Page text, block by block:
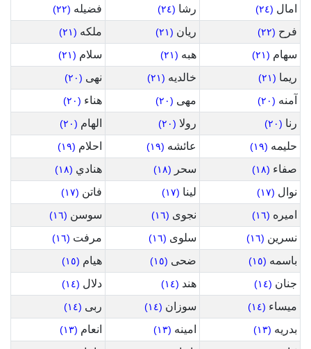
امال (٢٤) رشا (٢٤) فضيله (٢٢)
فرح (٢٢) ريان (٢١) ملكه (٢١)
سهام (٢١) هبه (٢١) سلام (٢١)
ريما (٢١) خالديه (٢١) نهى (٢٠)
آمنه (٢٠) مهى (٢٠) هناء (٢٠)
رنا (٢٠) رولا (٢٠) الهام (٢٠)
حليمه (١٩) عائشه (١٩) احلام (١٩)
صفاء (١٨) سحر (١٨) هنادي (١٨)
نوال (١٧) لينا (١٧) فاتن (١٧)
اميره (١٦) نجوى (١٦) سوسن (١٦)
نسرين (١٦) سلوى (١٦) مرفت (١٦)
باسمه (١٥) ضحى (١٥) هيام (١٥)
جنان (١٤) هند (١٤) دلال (١٤)
ميساء (١٤) سوزان (١٤) ربى (١٤)
بدريه (١٣) امينه (١٣) انعام (١٣)